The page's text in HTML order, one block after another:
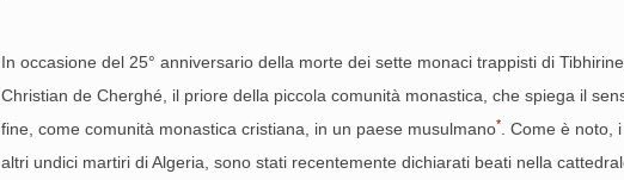
In occasione del 25° anniversario della morte dei sette monaci trappisti di
Christian de Cherghé, il priore della piccola comunità monastica, che spiega il
fine, come comunità monastica cristiana, in un paese musulmano*. Come è noto,
altri undici martiri di Algeria, sono stati recentemente dichiarati beati nella